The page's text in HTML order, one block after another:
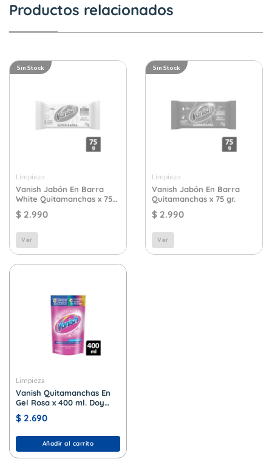
Productos relacionados
Sin Stock
Limpieza
Vanish Jabón En Barra
White Quitamanchas x 75
gr.
$ 2.990
Ver
Sin Stock
Limpieza
Vanish Jabón En Barra
Quitamanchas x 75 gr.
$ 2.990
Ver
Limpieza
Vanish Quitamanchas En
Gel Rosa x 400 ml. Doy
Pack
$ 2.690
Añadir al carrito